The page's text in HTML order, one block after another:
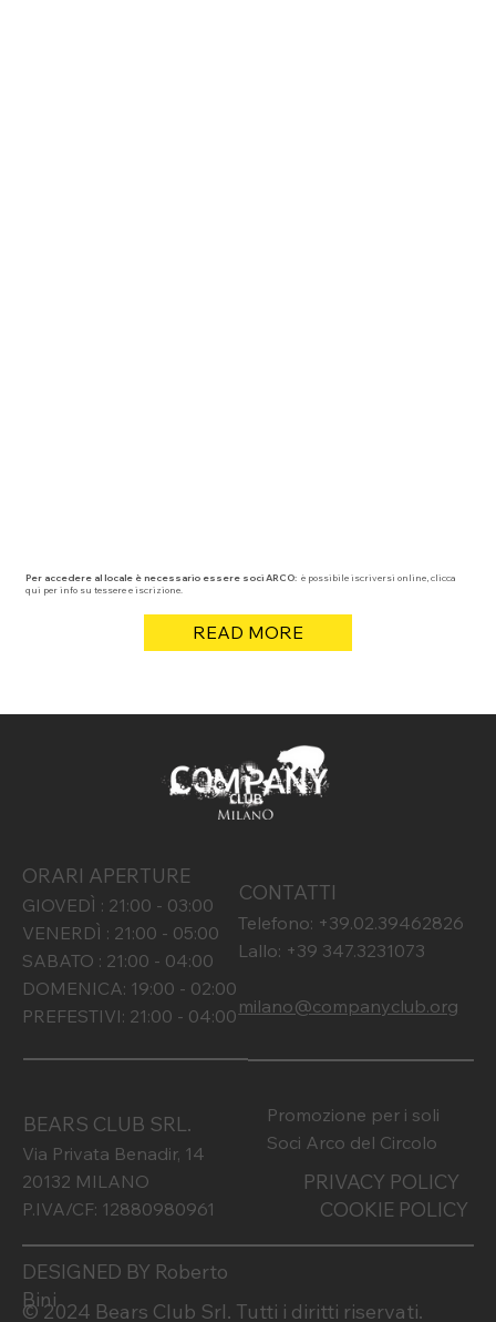
Per accedere al locale è necessario essere soci ARCO: è possibile iscriversi online, clicca
qui per info su tessere e iscrizione.
READ MORE
DESIGNED BY Roberto
Bini
© 2024 Bears Club Srl. Tutti i diritti riservati.
BEARS CLUB SRL.
Via Privata Benadir, 14
20132 MILANO
P.IVA/CF: 12880980961
ORARI APERTURE
GIOVEDÌ : 21:00 - 03:00
VENERDÌ : 21:00 - 05:00
SABATO : 21:00 - 04:00
DOMENICA: 19:00 - 02:00
PREFESTIVI: 21:00 - 04:00
CONTATTI
Telefono: +39.02.39462826
Lallo: +39 347.3231073
milano@companyclub.org
PRIVACY POLICY
COOKIE POLICY
Promozione per i soli
Soci Arco del Circolo